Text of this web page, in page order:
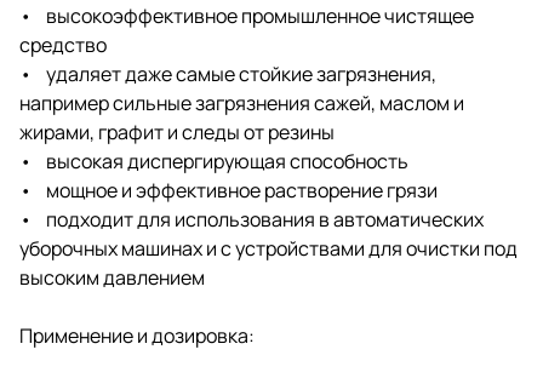
• высокоэффективное промышленное чистящее
средство
• удаляет даже самые стойкие загрязнения,
например сильные загрязнения сажей, маслом и
жирами, графит и следы от резины
• высокая диспергирующая способность
• мощное и эффективное растворение грязи
• подходит для использования в автоматических
уборочных машинах и с устройствами для очистки под
высоким давлением
Применение и дозировка: